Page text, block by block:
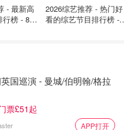
- 最新高
行榜 - 8月
2026综艺推荐 - 热门好
看的综艺节目排行榜 -
国巡演 - 曼城/伯明翰/格拉
票£51起
APP打开